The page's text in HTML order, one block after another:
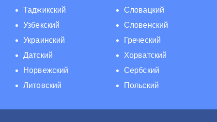
Таджикский
Узбекский
Украинский
Датский
Норвежский
Литовский
Словацкий
Словенский
Греческий
Хорватский
Сербский
Польский